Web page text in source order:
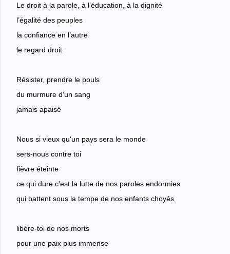
Le droit à la parole, à l’éducation, à la dignité
l’égalité des peuples
la confiance en l’autre
le regard droit
Résister, prendre le pouls
du murmure d’un sang
jamais apaisé
Nous si vieux qu'un pays sera le monde
sers-nous contre toi
fièvre éteinte
ce qui dure c'est la lutte de nos paroles endormies
qui battent sous la tempe de nos enfants choyés
libère-toi de nos morts
pour une paix plus immense